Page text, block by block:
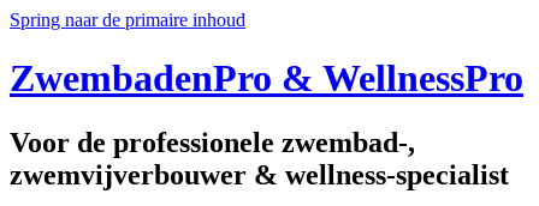
Spring naar de primaire inhoud
ZwembadenPro & WellnessPro
Voor de professionele zwembad-,
zwemvijverbouwer & wellness-specialist